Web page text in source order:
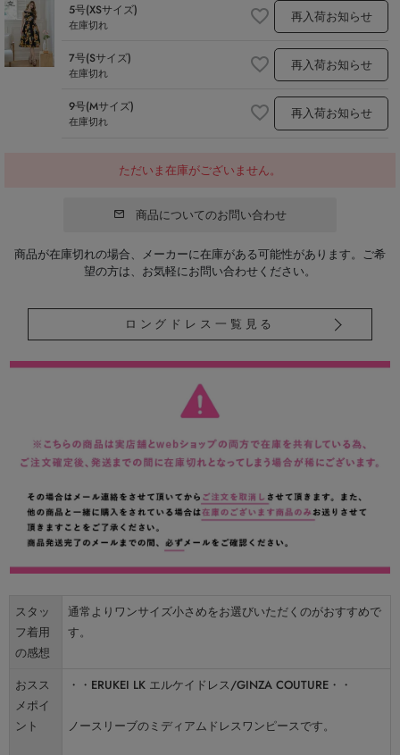
5号(XSサイズ)
在庫切れ 再入荷お知らせ
7号(Sサイズ)
在庫切れ 再入荷お知らせ
9号(Mサイズ)
在庫切れ 再入荷お知らせ
ただいま在庫がございません。
商品についてのお問い合わせ
商品が在庫切れの場合、メーカーに在庫がある可能性があります。ご希
望の方は、お気軽にお問い合わせください。
ロングドレス一覧見る
スタッ
フ着用
の感想
通常よりワンサイズ小さめをお選びいただくのがおすすめで
す。
おスス
メポイ
ント
・・ERUKEI LK エルケイドレス/GINZA COUTURE・・
ノースリーブのミディアムドレスワンピースです。